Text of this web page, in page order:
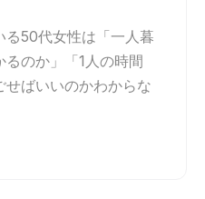
る50代女性は「一人暮
るのか」「1人の時間
ばいいのかわからな